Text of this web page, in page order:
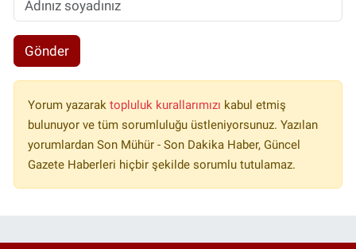
Gönder
Yorum yazarak topluluk kurallarımızı kabul etmiş
bulunuyor ve tüm sorumluluğu üstleniyorsunuz. Yazılan
yorumlardan Son Mühür - Son Dakika Haber, Güncel
Gazete Haberleri hiçbir şekilde sorumlu tutulamaz.